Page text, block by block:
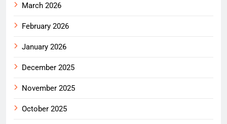
March 2026
February 2026
January 2026
December 2025
November 2025
October 2025